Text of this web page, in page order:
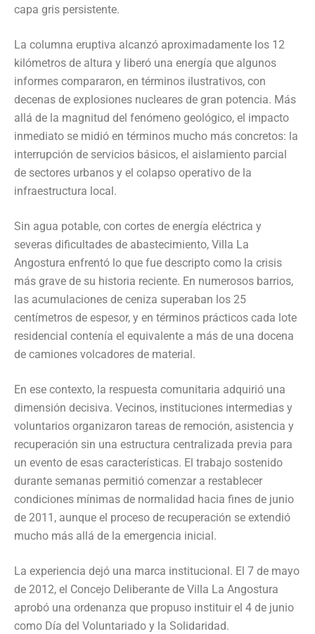
capa gris persistente.
La columna eruptiva alcanzó aproximadamente los 12
kilómetros de altura y liberó una energía que algunos
informes compararon, en términos ilustrativos, con
decenas de explosiones nucleares de gran potencia. Más
allá de la magnitud del fenómeno geológico, el impacto
inmediato se midió en términos mucho más concretos: la
interrupción de servicios básicos, el aislamiento parcial
de sectores urbanos y el colapso operativo de la
infraestructura local.
Sin agua potable, con cortes de energía eléctrica y
severas dificultades de abastecimiento, Villa La
Angostura enfrentó lo que fue descripto como la crisis
más grave de su historia reciente. En numerosos barrios,
las acumulaciones de ceniza superaban los 25
centímetros de espesor, y en términos prácticos cada lote
residencial contenía el equivalente a más de una docena
de camiones volcadores de material.
En ese contexto, la respuesta comunitaria adquirió una
dimensión decisiva. Vecinos, instituciones intermedias y
voluntarios organizaron tareas de remoción, asistencia y
recuperación sin una estructura centralizada previa para
un evento de esas características. El trabajo sostenido
durante semanas permitió comenzar a restablecer
condiciones mínimas de normalidad hacia fines de junio
de 2011, aunque el proceso de recuperación se extendió
mucho más allá de la emergencia inicial.
La experiencia dejó una marca institucional. El 7 de mayo
de 2012, el Concejo Deliberante de Villa La Angostura
aprobó una ordenanza que propuso instituir el 4 de junio
como Día del Voluntariado y la Solidaridad.